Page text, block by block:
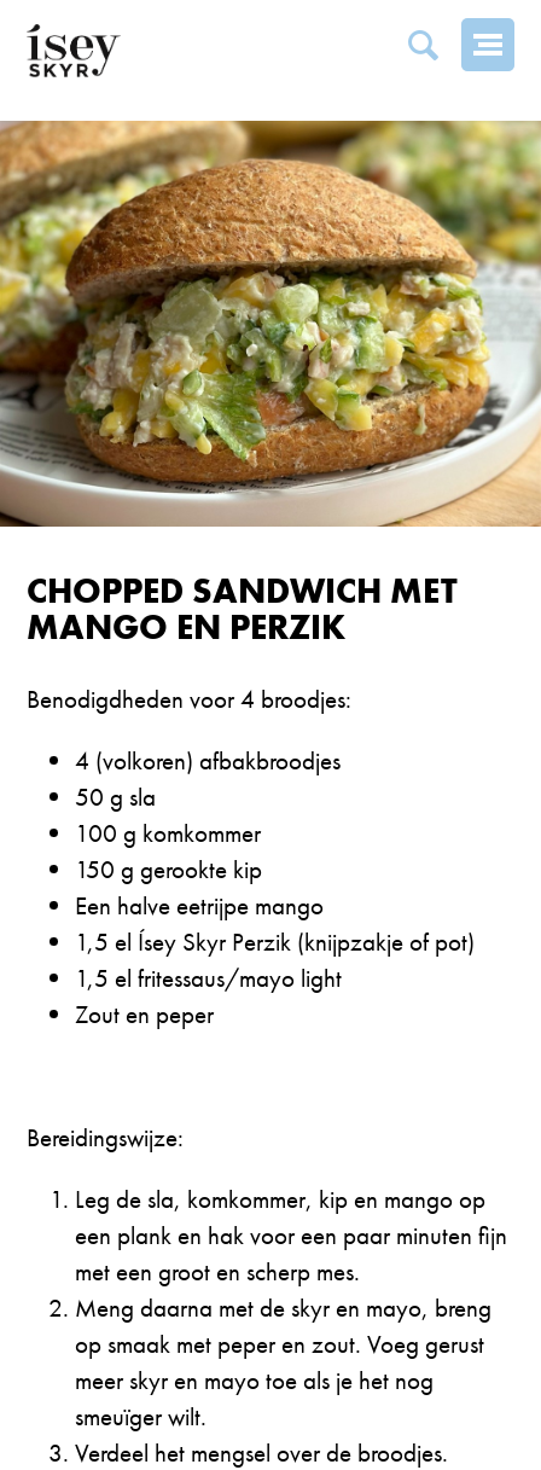
SANDWICH MET MANGO EN PERZIK
CHOPPED SANDWICH MET
MANGO EN PERZIK
Benodigdheden voor 4 broodjes:
4 (volkoren) afbakbroodjes
⁠50 g sla
⁠100 g komkommer
⁠150 g gerookte kip
⁠Een halve eetrijpe mango
⁠1,5 el Ísey Skyr Perzik (knijpzakje of pot)
⁠1,5 el fritessaus/mayo light
⁠Zout en peper
Bereidingswijze:
Leg de sla, komkommer, kip en mango op
een plank en hak voor een paar minuten fijn
met een groot en scherp mes.
⁠Meng daarna met de skyr en mayo, breng
op smaak met peper en zout. Voeg gerust
meer skyr en mayo toe als je het nog
smeuïger wilt.
⁠Verdeel het mengsel over de broodjes.